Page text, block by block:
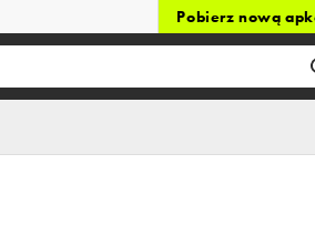
Pobierz nową